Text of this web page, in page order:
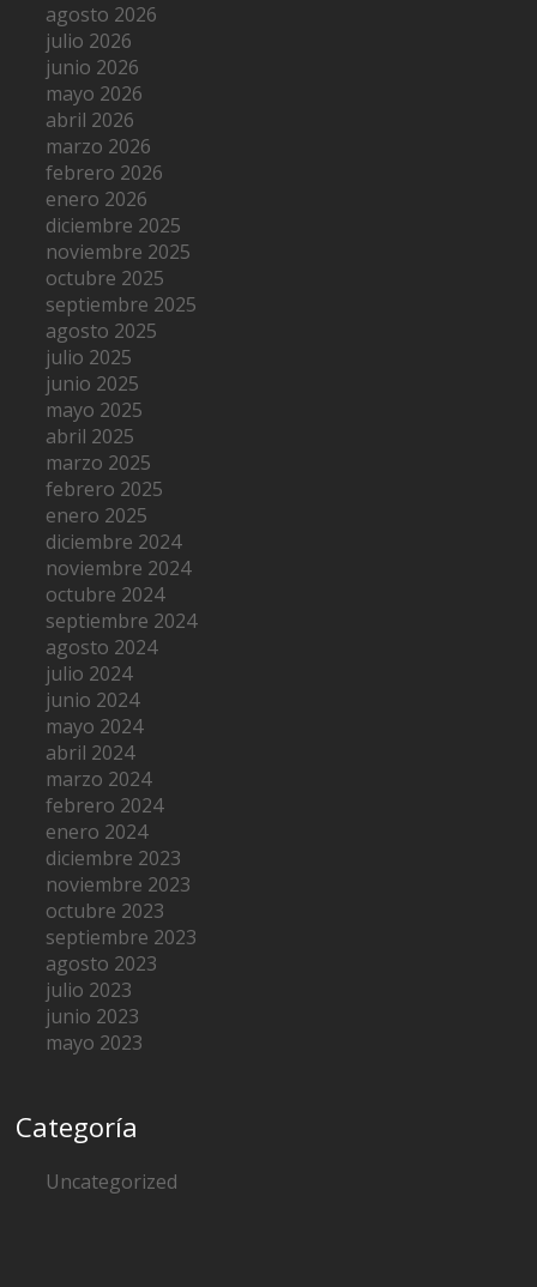
agosto 2026
julio 2026
junio 2026
mayo 2026
abril 2026
marzo 2026
febrero 2026
enero 2026
diciembre 2025
noviembre 2025
octubre 2025
septiembre 2025
agosto 2025
julio 2025
junio 2025
mayo 2025
abril 2025
marzo 2025
febrero 2025
enero 2025
diciembre 2024
noviembre 2024
octubre 2024
septiembre 2024
agosto 2024
julio 2024
junio 2024
mayo 2024
abril 2024
marzo 2024
febrero 2024
enero 2024
diciembre 2023
noviembre 2023
octubre 2023
septiembre 2023
agosto 2023
julio 2023
junio 2023
mayo 2023
Categoría
Uncategorized